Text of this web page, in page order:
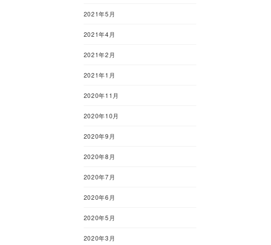
2021年5月
2021年4月
2021年2月
2021年1月
2020年11月
2020年10月
2020年9月
2020年8月
2020年7月
2020年6月
2020年5月
2020年3月